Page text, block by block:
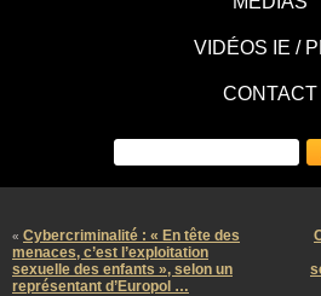
VIDÉOS IE /
CONTACT
« Cybercriminalité : « En tête des
menaces, c’est l’exploitation
sexuelle des enfants », selon un
représentant d’Europol …